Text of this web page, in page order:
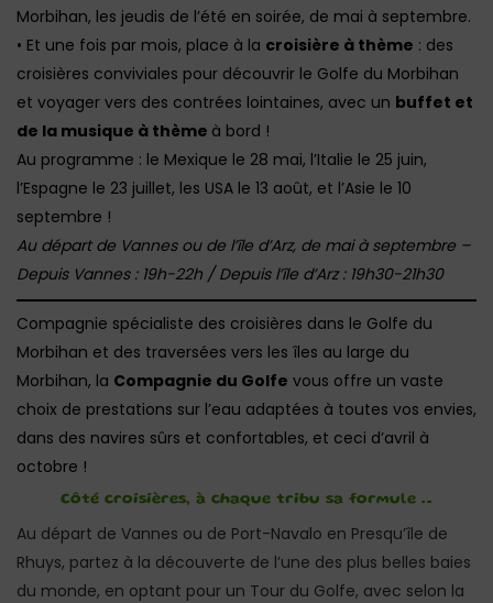
Morbihan, les jeudis de l’été en soirée, de mai à septembre.
• Et une fois par mois, place à la croisière à thème : des
croisières conviviales pour découvrir le Golfe du Morbihan
et voyager vers des contrées lointaines, avec un buffet et
de la musique à thème à bord !
Au programme : le Mexique le 28 mai, l’Italie le 25 juin,
l’Espagne le 23 juillet, les USA le 13 août, et l’Asie le 10
septembre !
Au départ de Vannes ou de l’île d’Arz, de mai à septembre –
Depuis Vannes : 19h-22h / Depuis l’île d’Arz : 19h30-21h30
Compagnie spécialiste des croisières dans le Golfe du
Morbihan et des traversées vers les îles au large du
Morbihan, la Compagnie du Golfe vous offre un vaste
choix de prestations sur l’eau adaptées à toutes vos envies,
dans des navires sûrs et confortables, et ceci d’avril à
octobre !
Côté croisières, à chaque tribu sa formule …
Au départ de Vannes ou de Port-Navalo en Presqu’île de
Rhuys, partez à la découverte de l’une des plus belles baies
du monde, en optant pour un Tour du Golfe, avec selon la